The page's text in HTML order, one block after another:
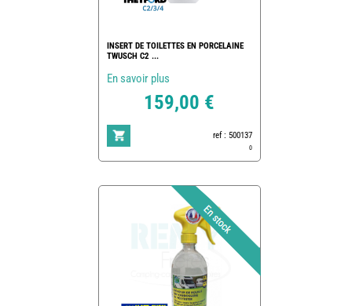
INSERT DE TOILETTES EN PORCELAINE
TWUSCH C2 ...
En savoir plus
159,00 €
ref : 500137
0